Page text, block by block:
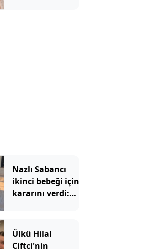
Nazlı Sabancı
ikinci bebeği için
kararını verdi:
Ülkü Hilal
Çiftçi'nin